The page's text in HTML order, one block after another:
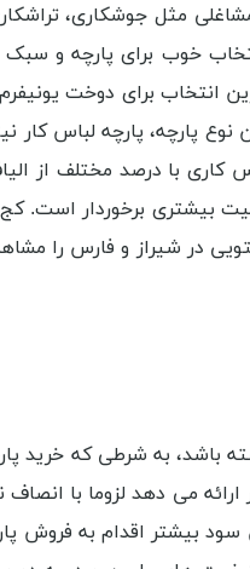
مثل جوشکاری،
خوب برای پارچه و
انتخاب برای دوخت
پارچه، پارچه لباس
کارى با درصد مختلف از
بیشتری برخوردار است.
در شیراز و فارس را
باشد، به شرطی که خرید
می دهد لزوما با
بیشتر اقدام به فروش